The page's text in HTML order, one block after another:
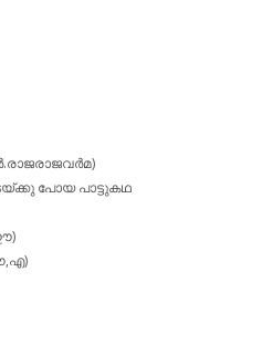
പോയ പാട്ടുകഥ